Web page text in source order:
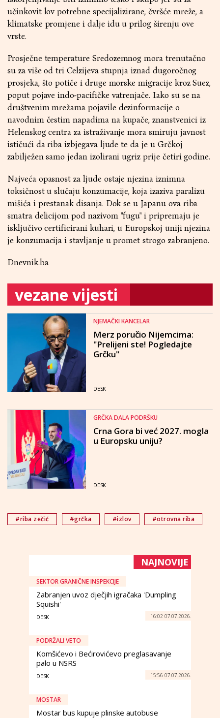
učinkovit lov potrebne specijalizirane, čvršće mreže, a
klimatske promjene i dalje idu u prilog širenju ove
vrste.
Prosječne temperature Sredozemnog mora trenutačno
su za više od tri Celzijeva stupnja iznad dugoročnog
prosjeka, što potiče i druge morske migracije kroz Suez,
poput pojave indo-pacifičke vatrenjače. Iako su se na
društvenim mrežama pojavile dezinformacije o
navodnim čestim napadima na kupače, znanstvenici iz
Helenskog centra za istraživanje mora smiruju javnost
ističući da riba izbjegava ljude te da je u Grčkoj
zabilježen samo jedan izolirani ugriz prije četiri godine.
Najveća opasnost za ljude ostaje njezina iznimna
toksičnost u slučaju konzumacije, koja izaziva paralizu
mišića i prestanak disanja. Dok se u Japanu ova riba
smatra delicijom pod nazivom "fugu" i pripremaju je
isključivo certificirani kuhari, u Europskoj uniji njezina
je konzumacija i stavljanje u promet strogo zabranjeno.
Dnevnik.ba
vezane vijesti
NJEMAČKI KANCELAR
Merz poručio Nijemcima:
"Prelijeni ste! Pogledajte
Grčku"
DESK
GRČKA DALA PODRŠKU
Crna Gora bi već 2027. mogla
u Europsku uniju?
DESK
#riba zečić #grčka #izlov #otrovna riba
NAJNOVIJE
SEKTOR GRANIČNE INSPEKCIJE
Zabranjen uvoz dječjih igračaka 'Dumpling
Squishi'
DESK 16:02 07.07.2026.
PODRŽALI VETO
Komšićevo i Bećirovićevo preglasavanje
palo u NSRS
DESK 15:56 07.07.2026.
MOSTAR
Mostar bus kupuje plinske autobuse